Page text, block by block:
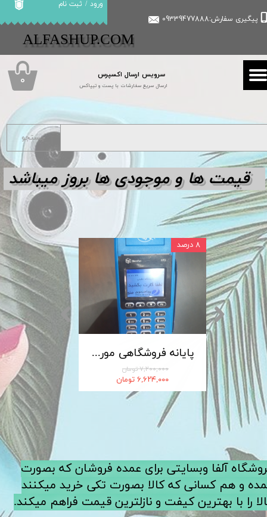
سرویس ارسال اکسپرس
ارسال سریع سفارشات با پست و تیپاکس
پیگیری سفارش:09339477888
ورود / ثبت نام
حساب کاربری من
تغییر گذر واژه
سفارشات
​​ALFASHUP.COM
۰
پایانه فروشگاهی مورفان MoreFun مدل H9
۷,۲۰۰,۰۰۰ تومان
۶,۶۲۴,۰۰۰ تومان
۸ درصد
کابل شارژ MICRO-USB اندروید LDNIO الدینیو مدل XS-07 متراژ 1 متر
جستجو
آلفا وبسایتی برای عمده فروشان که بصورت
و هم کسانی که کالا بصورت تکی خرید میکنند
را با بهترین کیفت و نازلترین قیمت فراهم میکند.
قیمت ها و موجودی ها بروز میباشد